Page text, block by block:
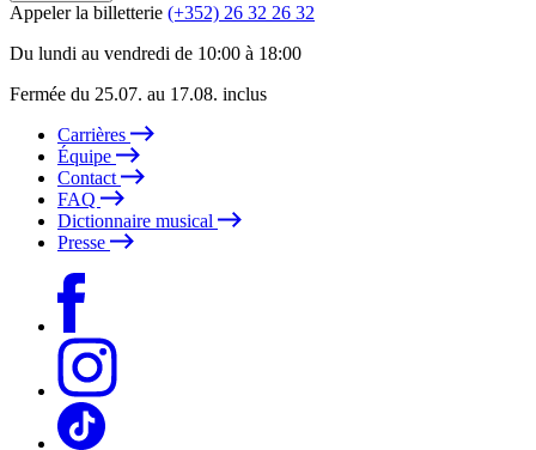
Appeler la billetterie (+352) 26 32 26 32
Du lundi au vendredi de 10:00 à 18:00
Fermée du 25.07. au 17.08. inclus
Carrières
Équipe
Contact
FAQ
Dictionnaire musical
Presse